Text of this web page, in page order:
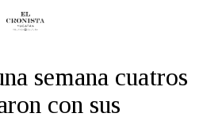
semana cuatros
con sus